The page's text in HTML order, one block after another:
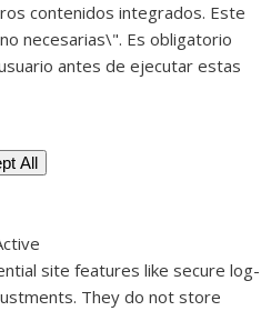
contenidos integrados. Este
necesarias\". Es obligatorio
antes de ejecutar estas
All
site features like secure log-
They do not store